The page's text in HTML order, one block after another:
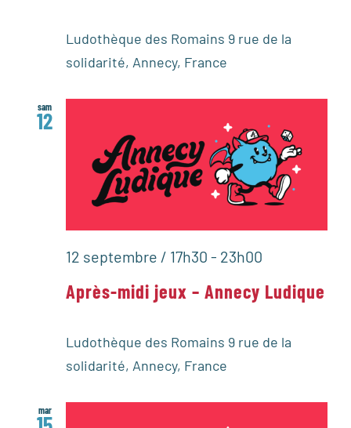
Ludothèque des Romains 9 rue de la
solidarité, Annecy, France
sam
12
Après-midi jeux – Annecy Ludique
12 septembre / 17h30 - 23h00
Ludothèque des Romains 9 rue de la
solidarité, Annecy, France
mar